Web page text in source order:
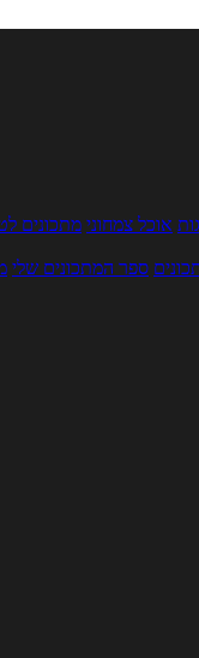
אוכל צמחוני מתכונים
ספר המתכונים שלי